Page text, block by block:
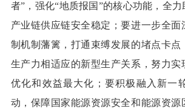
者”，强化“地质报国”的核心功能，全
产业链供应链安全稳定；要进一步全面
制机制藩篱，打通束缚发展的堵点卡点
生产力相适应的新型生产关系，努力实
优化和效益最大化；要积极融入新一
动，保障国家能源资源安全和能源资源